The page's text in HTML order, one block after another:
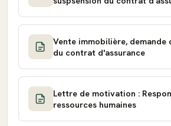
Vente immobilière, demande
du contrat d'assurance
Lettre de motivation :
ressources humaines